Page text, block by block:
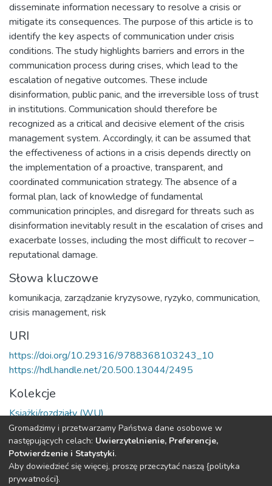
disseminate information necessary to resolve a crisis or
mitigate its consequences. The purpose of this article is to
identify the key aspects of communication under crisis
conditions. The study highlights barriers and errors in the
communication process during crises, which lead to the
escalation of negative outcomes. These include
disinformation, public panic, and the irreversible loss of trust
in institutions. Communication should therefore be
recognized as a critical and decisive element of the crisis
management system. Accordingly, it can be assumed that
the effectiveness of actions in a crisis depends directly on
the implementation of a proactive, transparent, and
coordinated communication strategy. The absence of a
formal plan, lack of knowledge of fundamental
communication principles, and disregard for threats such as
disinformation inevitably result in the escalation of crises and
exacerbate losses, including the most difficult to recover –
reputational damage.
Słowa kluczowe
komunikacja, zarządzanie kryzysowe, ryzyko, communication,
crisis management, risk
URI
https://doi.org/10.29316/9788368103243_10
https://hdl.handle.net/20.500.13044/2495
Kolekcje
Książki/rozdziały (WU)
Cała strona rekordu
DSpace software
Gromadzimy i przetwarzamy Państwa dane osobowe w
następujących celach: Uwierzytelnienie, Preferencje,
Potwierdzenie i Statystyki.
Aby dowiedzieć się więcej, proszę przeczytać naszą {polityka
prywatności}.